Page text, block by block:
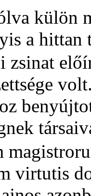
külön
a hittan
zsinat
virtutis